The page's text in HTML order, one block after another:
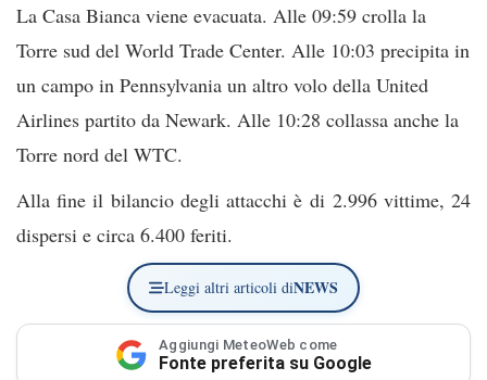
La Casa Bianca viene evacuata. Alle 09:59 crolla la
Torre sud del World Trade Center. Alle 10:03 precipita in
un campo in Pennsylvania un altro volo della United
Airlines partito da Newark. Alle 10:28 collassa anche la
Torre nord del WTC.
Alla fine il bilancio degli attacchi è di 2.996 vittime, 24
dispersi e circa 6.400 feriti.
Leggi altri articoli diNEWS
Aggiungi MeteoWeb come
Fonte preferita su Google